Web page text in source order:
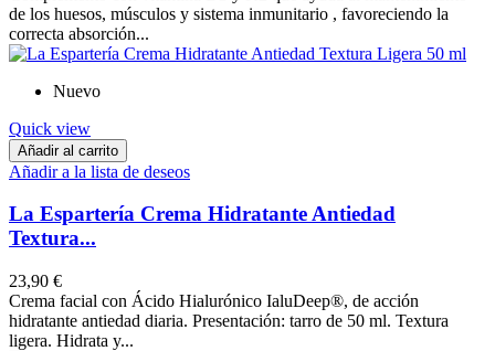
de los huesos, músculos y sistema inmunitario , favoreciendo la
correcta absorción...
Nuevo
Quick view
Añadir al carrito
Añadir a la lista de deseos
La Espartería Crema Hidratante Antiedad
Textura...
23,90 €
Crema facial con Ácido Hialurónico IaluDeep®, de acción
hidratante antiedad diaria. Presentación: tarro de 50 ml. Textura
ligera. Hidrata y...